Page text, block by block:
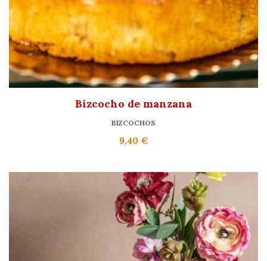
Bizcocho de manzana
BIZCOCHOS
9,40 €